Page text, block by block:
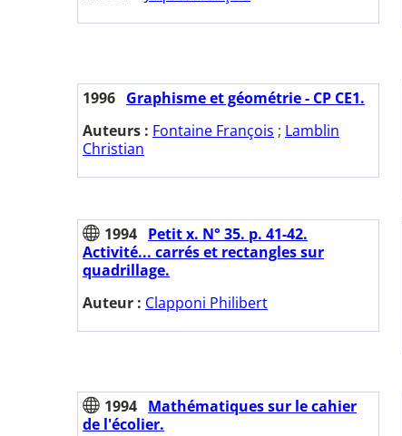
1996 Graphisme et géométrie - CP CE1.
Auteurs : Fontaine François ; Lamblin
Christian
1994 Petit x. N° 35. p. 41-42.
Activité... carrés et rectangles sur
quadrillage.
Auteur : Clapponi Philibert
1994 Mathématiques sur le cahier
de l'écolier.